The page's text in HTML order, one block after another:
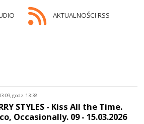
AKTUALNOŚCI RSS
09, godz. 13:38
STYLES - Kiss All the Time.
Occasionally. 09 - 15.03.2026